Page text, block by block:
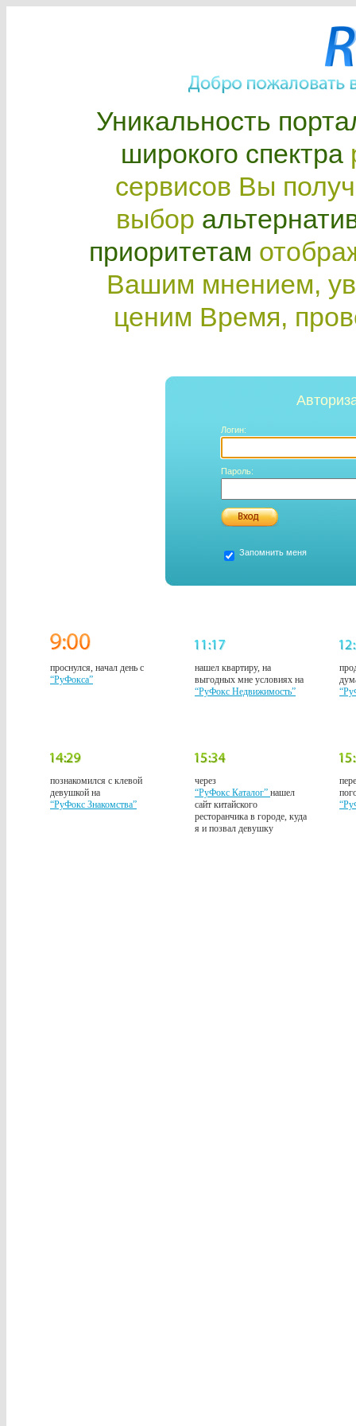
Уникальность
широкого спектра
сервисов Вы
выбор
приоритетам
Вашим мнением,
ценим Время,
Логин:
Пароль:
Запомнить меня
проснулся, начал день с
“РуФокса”
нашел квартиру, на
выгодных мне условиях на
“РуФокс Недвижимость”
познакомился с клевой
девушкой на
“РуФокс Знакомства”
через
“РуФокс Каталог”нашел
сайт китайского
ресторанчика в городе, куда
я и позвал девушку